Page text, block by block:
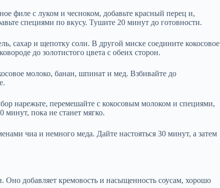
филе с луком и чесноком, добавьте красный перец и,
специями по вкусу. Тушите 20 минут до готовности.
сахар и щепотку соли. В другой миске соедините кокосовое
до золотистого цвета с обеих сторон.
молоко, банан, шпинат и мед. Взбивайте до
нарежьте, перемешайте с кокосовым молоком и специями,
минут, пока не станет мягко.
чиа и немного меда. Дайте настояться 30 минут, а затем
Оно добавляет кремовость и насыщенность соусам, хорошо